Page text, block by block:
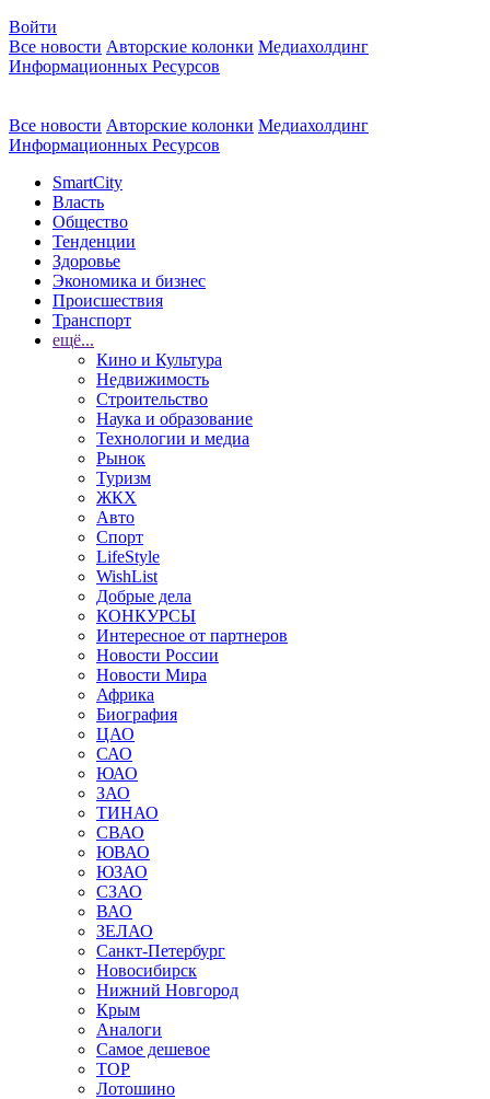
Войти
Все новости Авторские колонки Медиахолдинг
Информационных Ресурсов
Все новости Авторские колонки Медиахолдинг
Информационных Ресурсов
SmartCity
Власть
Общество
Тенденции
Здоровье
Экономика и бизнес
Происшествия
Транспорт
ещё...
Кино и Культура
Недвижимость
Строительство
Наука и образование
Технологии и медиа
Рынок
Туризм
ЖКХ
Авто
Спорт
LifeStyle
WishList
Добрые дела
КОНКУРСЫ
Интересное от партнеров
Новости России
Новости Мира
Африка
Биография
ЦАО
САО
ЮАО
ЗАО
ТИНАО
СВАО
ЮВАО
ЮЗАО
СЗАО
ВАО
ЗЕЛАО
Санкт-Петербург
Новосибирск
Нижний Новгород
Крым
Аналоги
Самое дешевое
TOP
Лотошино